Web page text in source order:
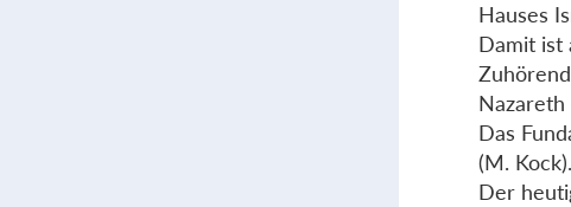
Hauses
Damit ist
Das
(M. Kock).
Der